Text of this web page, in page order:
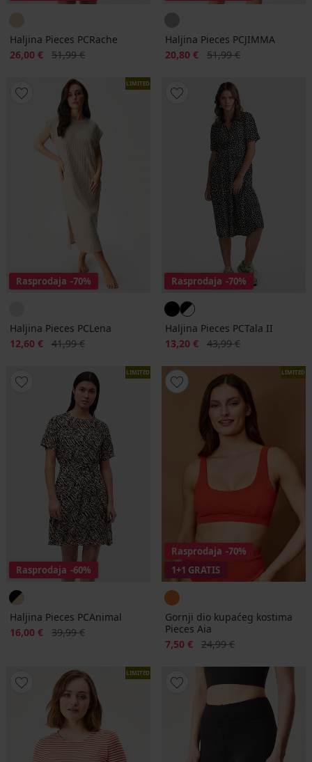
Haljina Pieces PCRache
Popust
26,00 € Prvobitna cijena
51,99 €
Haljina Pieces PCJIMMA
Popust
20,80 € Prvobitna cijena
51,99 €
LIMITED
Rasprodaja -70%
Haljina Pieces PCLena
Popust
12,60 € Prvobitna cijena
41,99 €
Rasprodaja -70%
Haljina Pieces PCTala II
Popust
13,20 € Prvobitna cijena
43,99 €
LIMITED
Rasprodaja -60%
Haljina Pieces PCAnimal
Popust
16,00 € Prvobitna cijena
39,99 €
LIMITED
Rasprodaja -70%
1+1 GRATIS
Gornji dio kupaćeg kostima
Pieces Aia
Popust
7,50 € Prvobitna cijena
24,99 €
LIMITED